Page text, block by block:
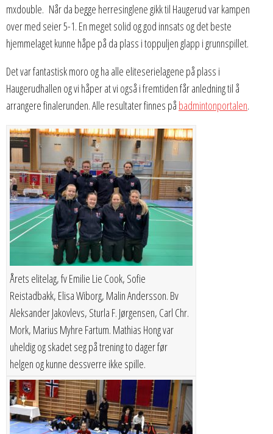
mxdouble. Når da begge herresinglene gikk til Haugerud var kampen
over med seier 5-1. En meget solid og god innsats og det beste
hjemmelaget kunne håpe på da plass i toppuljen glapp i grunnspillet.
Det var fantastisk moro og ha alle eliteserielagene på plass i
Haugerudhallen og vi håper at vi også i fremtiden får anledning til å
arrangere finalerunden. Alle resultater finnes på badmintonportalen.
Årets elitelag, fv Emilie Lie Cook, Sofie
Reistadbakk, Elisa Wiborg, Malin Andersson. Bv
Aleksander Jakovlevs, Sturla F. Jørgensen, Carl Chr.
Mork, Marius Myhre Fartum. Mathias Hong var
uheldig og skadet seg på trening to dager før
helgen og kunne dessverre ikke spille.